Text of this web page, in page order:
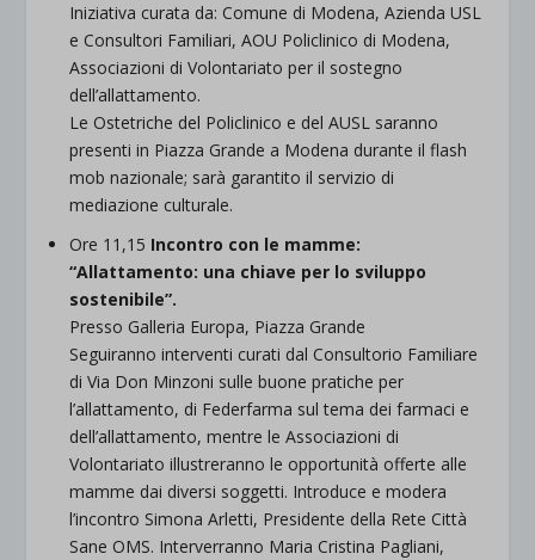
Iniziativa curata da: Comune di Modena, Azienda USL
e Consultori Familiari, AOU Policlinico di Modena,
Associazioni di Volontariato per il sostegno
dell’allattamento.
Le Ostetriche del Policlinico e del AUSL saranno
presenti in Piazza Grande a Modena durante il flash
mob nazionale; sarà garantito il servizio di
mediazione culturale.
Ore 11,15 Incontro con le mamme:
“Allattamento: una chiave per lo sviluppo
sostenibile”.
Presso Galleria Europa, Piazza Grande
Seguiranno interventi curati dal Consultorio Familiare
di Via Don Minzoni sulle buone pratiche per
l’allattamento, di Federfarma sul tema dei farmaci e
dell’allattamento, mentre le Associazioni di
Volontariato illustreranno le opportunità offerte alle
mamme dai diversi soggetti. Introduce e modera
l’incontro Simona Arletti, Presidente della Rete Città
Sane OMS. Interverranno Maria Cristina Pagliani,